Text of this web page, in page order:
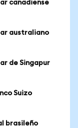
canadiense
australiano
de Singapur
Suizo
brasileño